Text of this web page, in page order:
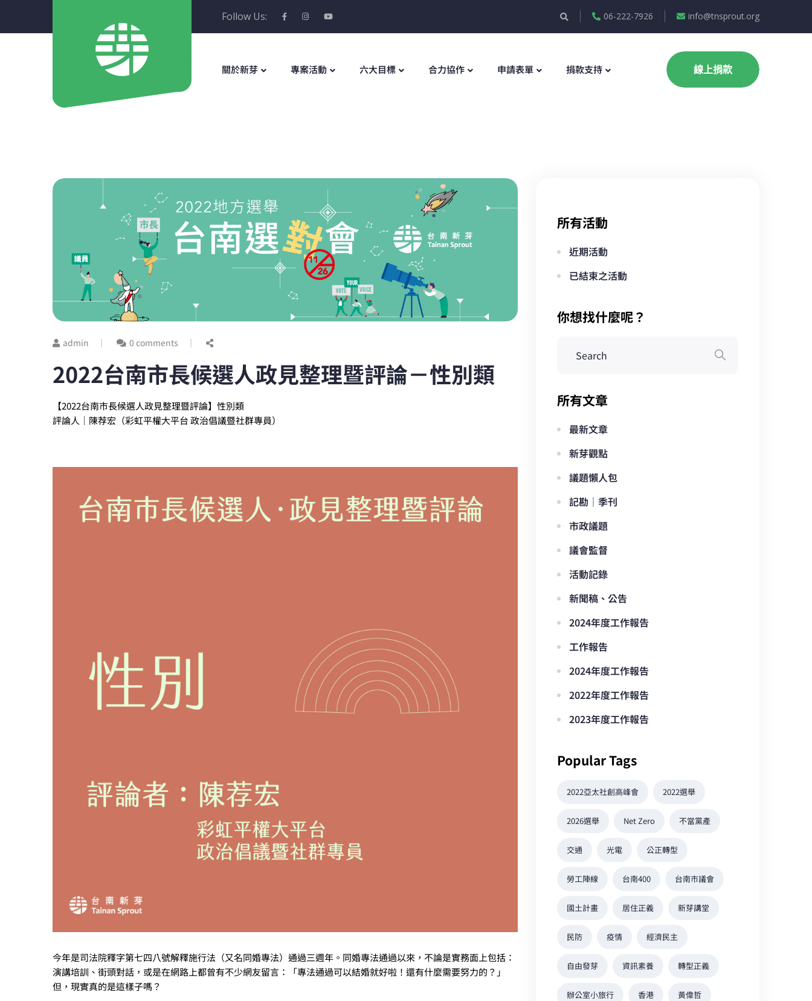
Follow Us: 06-222-7926 info@tnsprout.org
關於新芽 專案活動 六大目標 合力協作 申請表單 捐款支持 線上捐款
admin 0 comments
2022台南市長候選人政見整理暨評論－性別類
【2022台南市長候選人政見整理暨評論】性別類
評論人｜陳荐宏（彩虹平權大平台 政治倡議暨社群專員）
今年是司法院釋字第七四八號解釋施行法（又名同婚專法）通過三週年。同婚專法通過以來，不論是實務面上包括：
演講培訓、街頭對話，或是在網路上都曾有不少網友留言：「專法通過可以結婚就好啦！還有什麼需要努力的？」
但，現實真的是這樣子嗎？
所有活動
近期活動
已結束之活動
你想找什麼呢？
所有文章
最新文章
新芽觀點
議題懶人包
記勘｜季刊
市政議題
議會監督
活動記錄
新聞稿、公告
2024年度工作報告
工作報告
2024年度工作報告
2022年度工作報告
2023年度工作報告
Popular Tags
2022亞太社創高峰會 2022選舉
2026選舉 Net Zero 不當黨產
交通 光電 公正轉型
勞工陣線 台南400 台南市議會
國土計畫 居住正義 新芽講堂
民防 疫情 經濟民主
自由發芽 資訊素養 轉型正義
辦公室小旅行 香港 黃偉哲